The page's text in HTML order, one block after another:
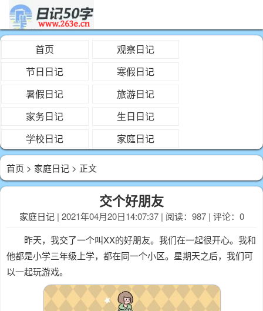
首页
观察日记
节日日记
寒假日记
暑假日记
旅游日记
家务日记
生日日记
学校日记
家庭日记
首页 > 家庭日记 > 正文
交个好朋友
家庭日记| 2021年04月20日14:07:37 | 阅读：987 | 评论：0
昨天，我交了一个叫XX的好朋友。我们在一起很开心。我和
他都是小学三年级上学，都在同一个小区。星期天之后，我们可
以一起玩游戏。